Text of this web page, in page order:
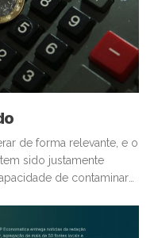
de forma relevante, e o
sido justamente
de contaminar
centro da discussão um